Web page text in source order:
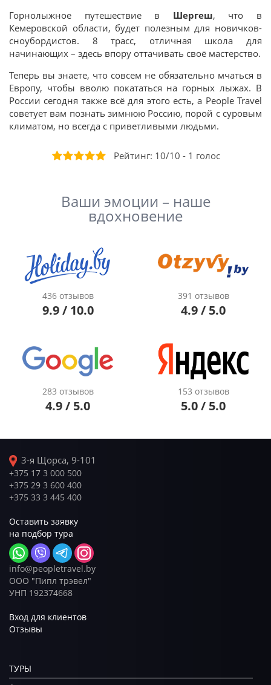
Горнолыжное путешествие в Шергеш, что в
Кемеровской области, будет полезным для новичков-
сноубордистов. 8 трасс, отличная школа для
начинающих – здесь впору оттачивать своё мастерство.
Теперь вы знаете, что совсем не обязательно мчаться в
Европу, чтобы вволю покататься на горных лыжах. В
России сегодня также всё для этого есть, а People Travel
советует вам познать зимнюю Россию, порой с суровым
климатом, но всегда с приветливыми людьми.
Рейтинг: 10/10 - 1 голос
Ваши эмоции – наше
вдохновение
436 отзывов
9.9 / 10.0
391 отзывов
4.9 / 5.0
283 отзывов
4.9 / 5.0
153 отзывов
5.0 / 5.0
3-я Щорса, 9-101
+375 17 3 000 500
+375 29 3 600 400
+375 33 3 445 400
Оставить заявку
на подбор тура
info@peopletravel.by
ООО "Пипл трэвел"
УНП 192374668
Вход для клиентов
Отзывы
ТУРЫ